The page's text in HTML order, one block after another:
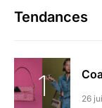
Tendances
26